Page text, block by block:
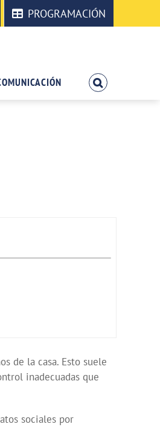
PROGRAMACIÓN
de la casa. Esto suele
inadecuadas que
sociales por